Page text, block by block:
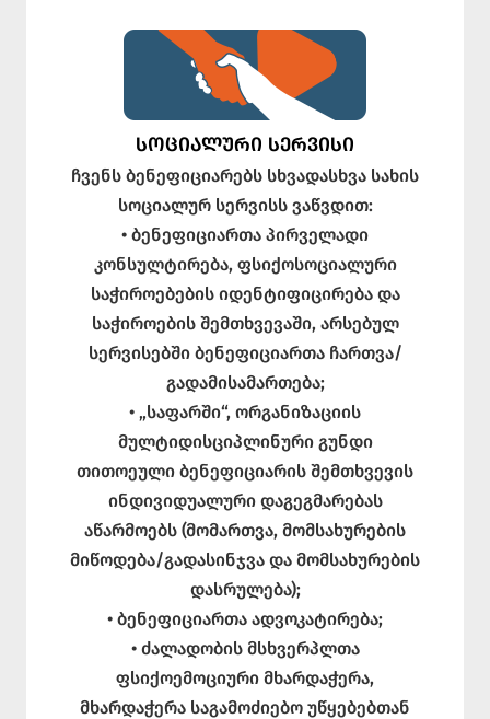
ᲡᲝᲪᲘᲐᲚᲣᲠᲘ ᲡᲔᲠᲕᲘᲡᲘ
ჩვენს ბენეფიციარებს სხვადასხვა სახის
სოციალურ სერვისს ვაწვდით:
• ბენეფიციართა პირველადი
კონსულტირება, ფსიქოსოციალური
საჭიროებების იდენტიფიცირება და
საჭიროების შემთხვევაში, არსებულ
სერვისებში ბენეფიციართა ჩართვა/
გადამისამართება;
• „საფარში“, ორგანიზაციის
მულტიდისციპლინური გუნდი
თითოეული ბენეფიციარის შემთხვევის
ინდივიდუალური დაგეგმარებას
აწარმოებს (მომართვა, მომსახურების
მიწოდება/გადასინჯვა და მომსახურების
დასრულება);
• ბენეფიციართა ადვოკატირება;
• ძალადობის მსხვერპლთა
ფსიქოემოციური მხარდაჭერა,
მხარდაჭერა საგამოძიებო უწყებებთან